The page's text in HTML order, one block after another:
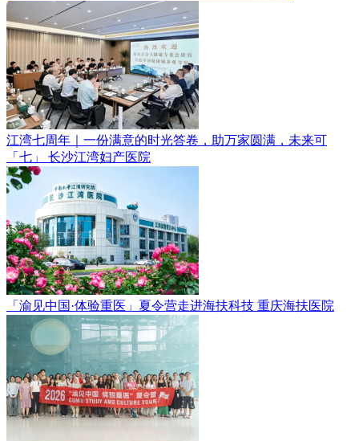
江湾七周年｜一份满意的时光答卷，助万家圆满，未来可
「七」 长沙江湾妇产医院
「渝见中国·体验重医」夏令营走进海扶科技 重庆海扶医院